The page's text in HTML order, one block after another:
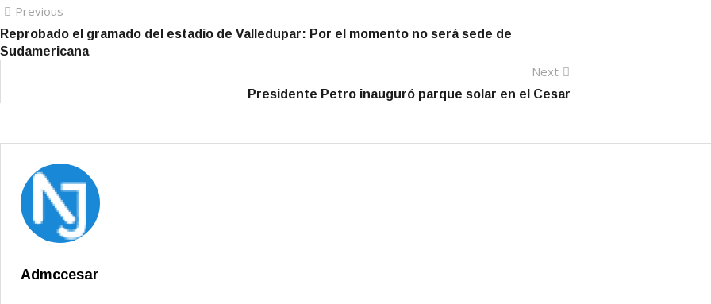
Navegación
de
Previous
post:
Reprobado el gramado del estadio de Valledupar: Por el momento no será sede de
Sudamericana
Next
Presidente Petro inauguró parque solar en el Cesar
Admccesar